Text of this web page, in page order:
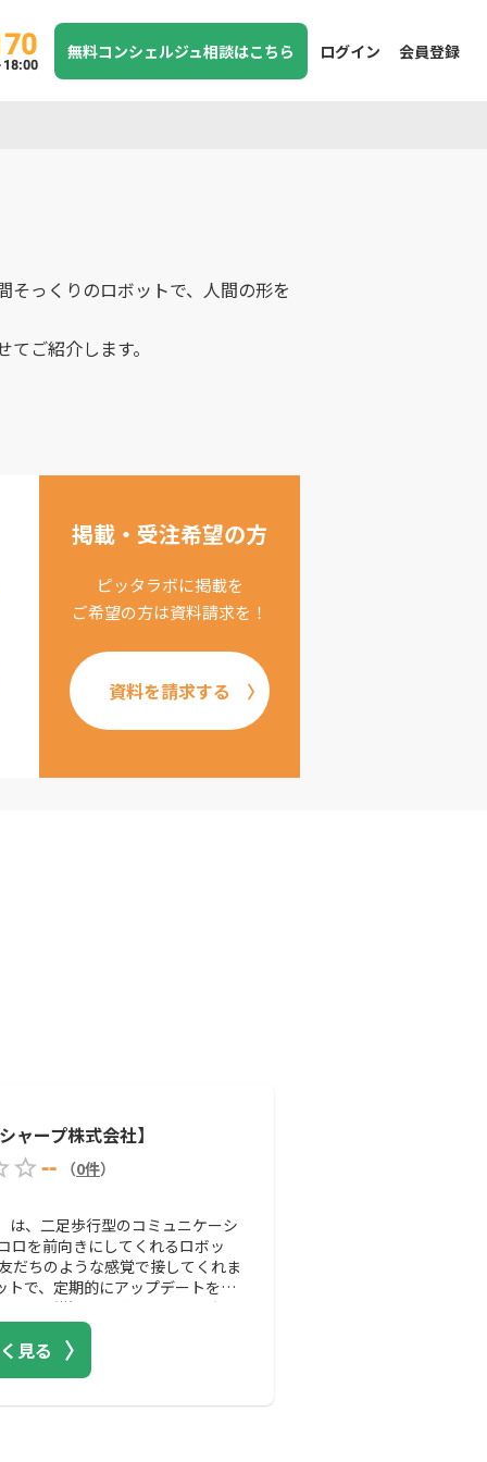
18:00
無料コンシェルジュ相談はこちら ログイン 会員登録
そっくりのロボットで、人間の形を
ご紹介します。
掲載・受注希望の方
ピッタラボに掲載を
ご希望の方は資料請求を！
資料を請求する
ャープ株式会社】
--
（0件）
、二足歩行型のコミュニケーシ
ロを前向きにしてくれるロボッ
だちのような感覚で接してくれま
で、定期的にアップデートを行
ことが増えていくのです。また、
アプリでメッセージの送受信を
てくれたりと、日常生活において
す。RoBoHoNの使い方を動画で
ーからの評価が高く、子どもや高
見る